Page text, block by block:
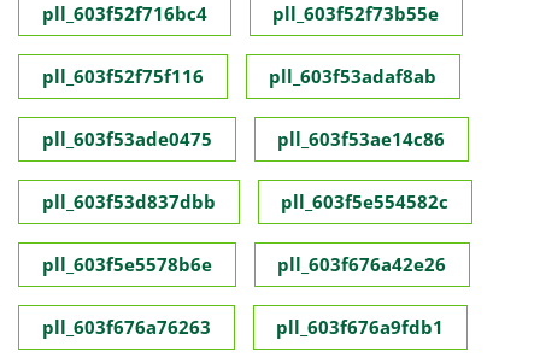
pll_603f52f716bc4 pll_603f52f73b55e
pll_603f52f75f116 pll_603f53adaf8ab
pll_603f53ade0475 pll_603f53ae14c86
pll_603f53d837dbb pll_603f5e554582c
pll_603f5e5578b6e pll_603f676a42e26
pll_603f676a76263 pll_603f676a9fdb1